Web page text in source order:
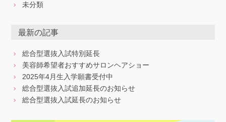
未分類
最新の記事
総合型選抜入試特別延長
美容師希望者おすすめサロンヘアショー
2025年4月生入学願書受付中
総合型選抜入試追加延長のお知らせ
総合型選抜入試延長のお知らせ